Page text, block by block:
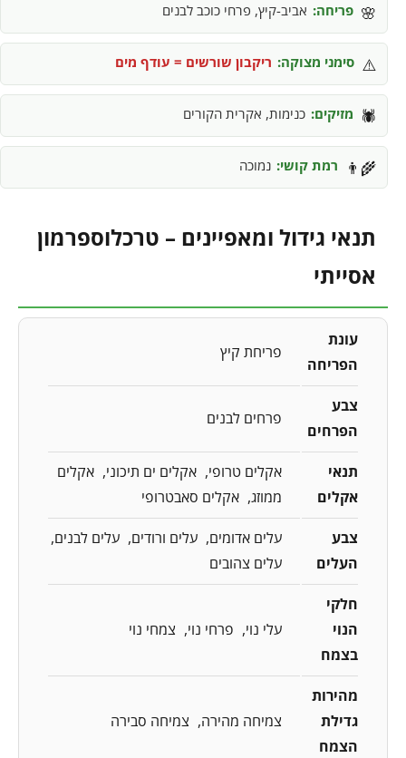
🌸 פריחה: אביב-קיץ, פרחי כוכב לבנים
⚠️ סימני מצוקה: ריקבון שורשים = עודף מים
🕷️ מזיקים: כנימות, אקרית הקורים
👨‍🌾 רמת קושי: נמוכה
תנאי גידול ומאפיינים – טרכלוספרמון
אסייתי
עונת
הפריחה
פריחת קיץ
צבע
הפרחים
פרחים לבנים
תנאי
אקלים
אקלים טרופי אקלים ים תיכוני
אקלים
ממוזג אקלים סאבטרופי
צבע
העלים
עלים אדומים עלים ורודים
עלים לבנים
עלים צהובים
חלקי
הנוי
בצמח
עלי נוי פרחי נוי צמחי נוי
מהירות
גדילת
הצמח
צמיחה מהירה צמיחה סבירה